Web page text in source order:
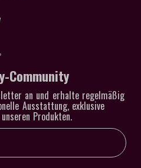
Community
an und erhalte regelmäßig
Ausstattung, exklusive
Produkten.